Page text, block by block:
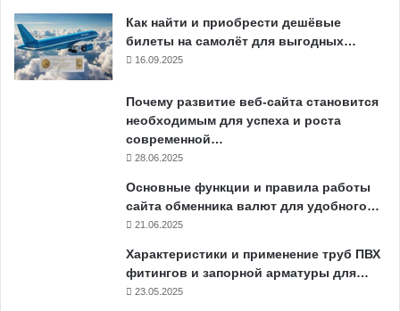
Как найти и приобрести дешёвые
билеты на самолёт для выгодных…
16.09.2025
Почему развитие веб-сайта становится
необходимым для успеха и роста
современной…
28.06.2025
Основные функции и правила работы
сайта обменника валют для удобного…
21.06.2025
Характеристики и применение труб ПВХ
фитингов и запорной арматуры для…
23.05.2025